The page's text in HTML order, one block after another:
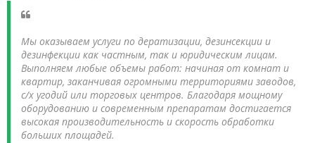
Мы оказываем услуги по дератизации, дезинсекции и
дезинфекции как частным, так и юридическим лицам.
Выполняем любые объемы работ: начиная от комнат и
квартир, заканчивая огромными территориями заводов,
с/х угодий или торговых центров. Благодаря мощному
оборудованию и современным препаратам достигается
высокая производительность и скорость обработки
больших площадей.